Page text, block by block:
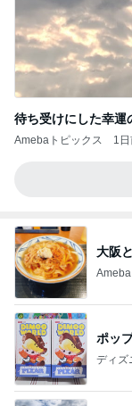
待ち受けにした幸運
Amebaトピックス 1
大阪
ポッ
ディ